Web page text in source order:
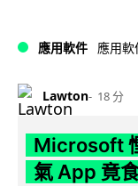
應用軟件 應用軟
Lawton 18 分
Microsoft
氣 App 竟